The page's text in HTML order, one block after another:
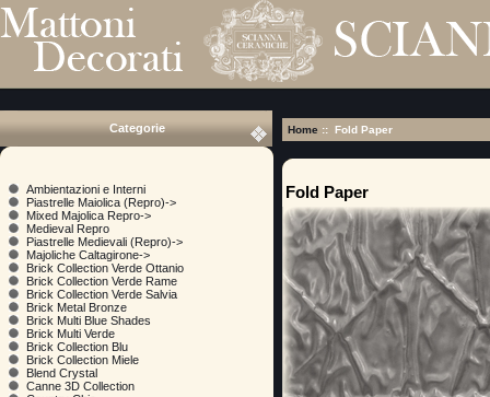
Categorie
Ambientazioni e Interni
Piastrelle Maiolica (Repro)->
Mixed Majolica Repro->
Medieval Repro
Piastrelle Medievali (Repro)->
Majoliche Caltagirone->
Brick Collection Verde Ottanio
Brick Collection Verde Rame
Brick Collection Verde Salvia
Brick Metal Bronze
Brick Multi Blue Shades
Brick Multi Verde
Brick Collection Blu
Brick Collection Miele
Blend Crystal
Canne 3D Collection
Home :: Fold Paper
Fold Paper